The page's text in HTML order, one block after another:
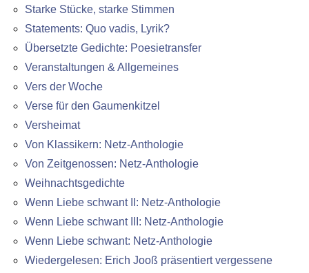
Starke Stücke, starke Stimmen
Statements: Quo vadis, Lyrik?
Übersetzte Gedichte: Poesietransfer
Veranstaltungen & Allgemeines
Vers der Woche
Verse für den Gaumenkitzel
Versheimat
Von Klassikern: Netz-Anthologie
Von Zeitgenossen: Netz-Anthologie
Weihnachtsgedichte
Wenn Liebe schwant II: Netz-Anthologie
Wenn Liebe schwant III: Netz-Anthologie
Wenn Liebe schwant: Netz-Anthologie
Wiedergelesen: Erich Jooß präsentiert vergessene